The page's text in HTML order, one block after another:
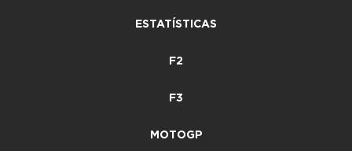
ESTATÍSTICAS
F2
F3
MOTOGP